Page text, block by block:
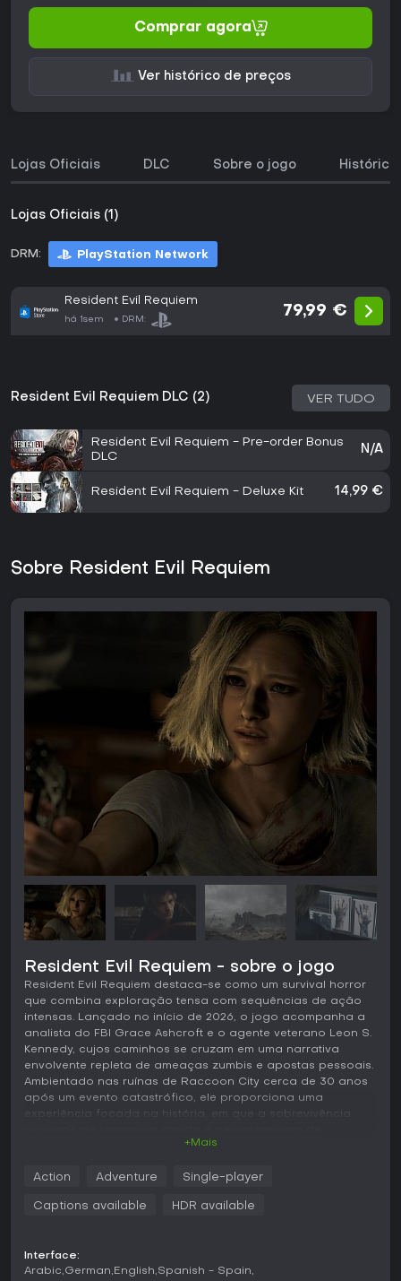
Comprar agora
Ver histórico de preços
Lojas Oficiais DLC Sobre o jogo
Lojas Oficiais (1)
DRM: PlayStation Network
Resident Evil Requiem
há 1sem DRM:
79,99 €
Resident Evil Requiem DLC (2) VER TUDO
Resident Evil Requiem - Pre-order Bonus
DLC
N/A
Resident Evil Requiem - Deluxe Kit 14,99 €
Sobre Resident Evil Requiem
Resident Evil Requiem - sobre o jogo
Resident Evil Requiem destaca-se como um survival horror
que combina exploração tensa com sequências de ação
intensas. Lançado no início de 2026, o jogo acompanha a
analista do FBI Grace Ashcroft e o agente veterano Leon S.
Kennedy, cujos caminhos se cruzam em uma narrativa
envolvente repleta de ameaças zumbis e apostas pessoais.
Ambientado nas ruínas de Raccoon City cerca de 30 anos
após um evento catastrófico, ele proporciona uma
experiência focada na história, em que a sobrevivência
Jogabilidade
Em Resident Evil Requiem, o ciclo principal envolve explorar
alternam fluidamente entre visões em primeira e terceira
pessoa: os trechos de Grace priorizam dedução e táticas
+Mais
Action Adventure Single-player
Captions available HDR available
Interface:
Arabic German English Spanish - Spain